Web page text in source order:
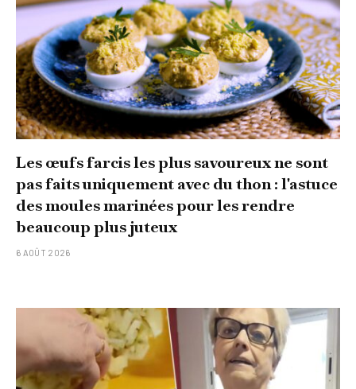
Les œufs farcis les plus savoureux ne sont
pas faits uniquement avec du thon : l'astuce
des moules marinées pour les rendre
beaucoup plus juteux
6 AOÛT 2026